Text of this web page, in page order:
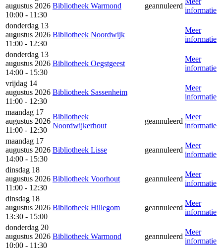
augustus 2026
10:00 - 11:30
Bibliotheek Warmond geannuleerd
informatie
donderdag 13
augustus 2026
11:00 - 12:30
Bibliotheek Noordwijk
Meer
informatie
donderdag 13
augustus 2026
14:00 - 15:30
Bibliotheek Oegstgeest
Meer
informatie
vrijdag 14
augustus 2026
11:00 - 12:30
Bibliotheek Sassenheim
Meer
informatie
maandag 17
augustus 2026
11:00 - 12:30
Bibliotheek
Noordwijkerhout
geannuleerd
Meer
informatie
maandag 17
augustus 2026
14:00 - 15:30
Bibliotheek Lisse geannuleerd
Meer
informatie
dinsdag 18
augustus 2026
11:00 - 12:30
Bibliotheek Voorhout geannuleerd
Meer
informatie
dinsdag 18
augustus 2026
13:30 - 15:00
Bibliotheek Hillegom geannuleerd
Meer
informatie
donderdag 20
augustus 2026
10:00 - 11:30
Bibliotheek Warmond geannuleerd
Meer
informatie